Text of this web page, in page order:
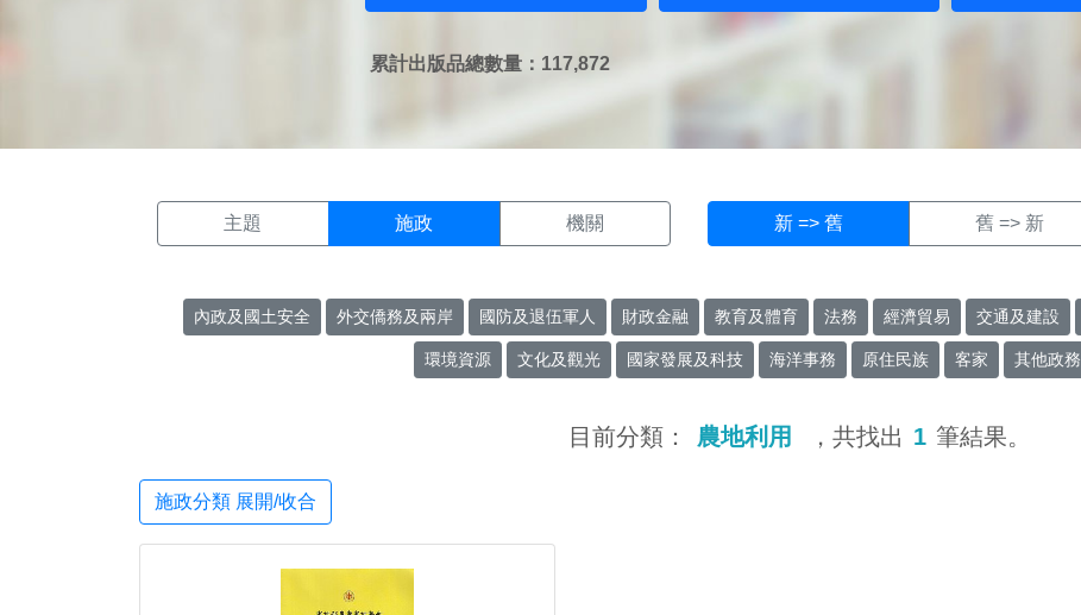
累計出版品總數量：117,872
主題 施政 機關 新 => 舊 舊 => 新
內政及國土安全 外交僑務及兩岸 國防及退伍軍人 財政金融 教育及體育 法務 經濟貿易 交通及建設
環境資源 文化及觀光 國家發展及科技 海洋事務 原住民族 客家 其他政務
目前分類： 農地利用 ，共找出 1 筆結果。
施政分類 展開/收合